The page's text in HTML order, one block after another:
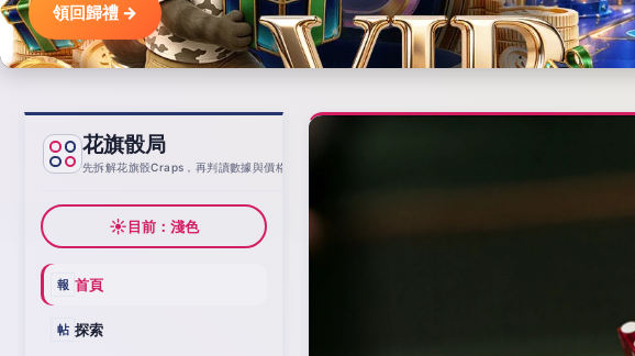
領回歸禮 →
花旗骰局
先拆解花旗骰Craps，再判讀數據與價格
☀目前：淺色
報 首頁
帖 探索